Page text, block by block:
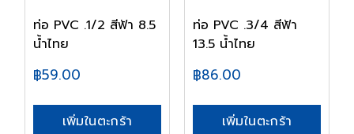
ท่อ PVC .1/2 สีฟ้า 8.5
น้ำไทย
฿59.00
เพิ่มในตะกร้า
ท่อ PVC .3/4 สีฟ้า
13.5 น้ำไทย
฿86.00
เพิ่มในตะกร้า